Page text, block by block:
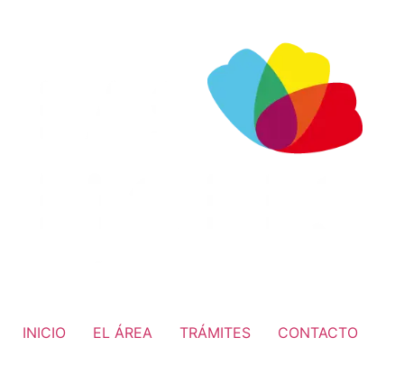
INICIO EL ÁREA TRÁMITES CONTACTO